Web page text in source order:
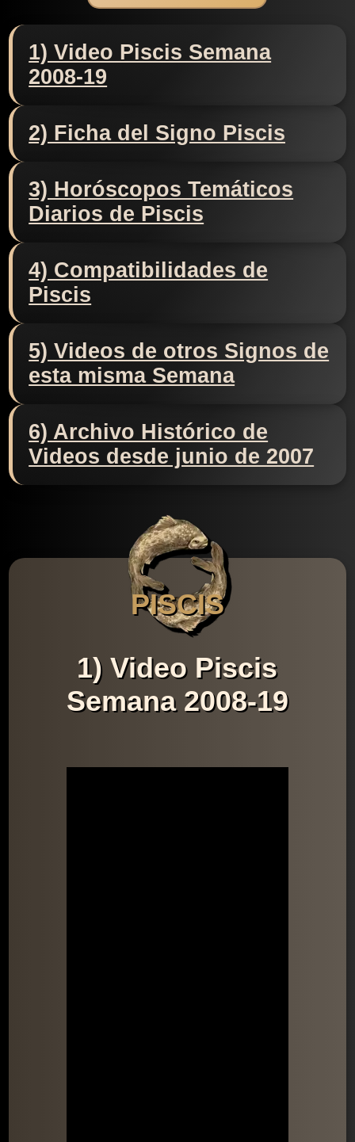
1) Video Piscis Semana
2008-19
2) Ficha del Signo Piscis
3) Horóscopos Temáticos
Diarios de Piscis
4) Compatibilidades de
Piscis
5) Videos de otros Signos de
esta misma Semana
6) Archivo Histórico de
Videos desde junio de 2007
PISCIS
1) Video Piscis
Semana 2008-19